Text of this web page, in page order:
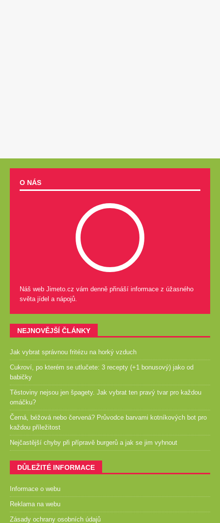
O NÁS
Náš web Jimeto.cz vám denně přináší informace z úžasného
světa jídel a nápojů.
NEJNOVĚJŠÍ ČLÁNKY
Jak vybrat správnou fritézu na horký vzduch
Cukroví, po kterém se utlučete: 3 recepty (+1 bonusový) jako od
babičky
Těstoviny nejsou jen špagety. Jak vybrat ten pravý tvar pro každou
omáčku?
Černá, béžová nebo červená? Průvodce barvami kotníkových bot pro
každou příležitost
Nejčastější chyby při přípravě burgerů a jak se jim vyhnout
DŮLEŽITÉ INFORMACE
Informace o webu
Reklama na webu
Zásady ochrany osobních údajů